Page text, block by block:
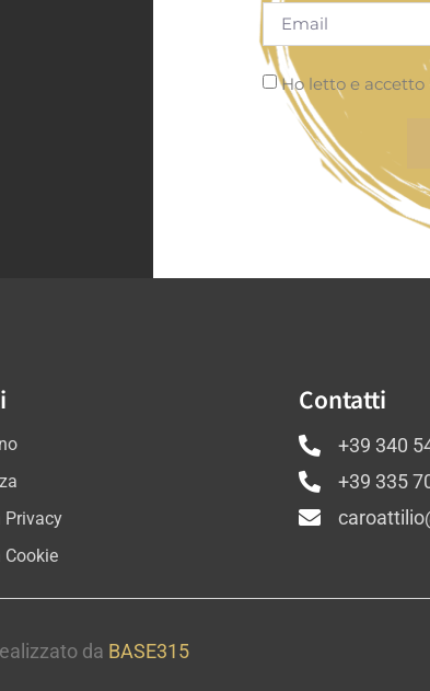
Ho letto e accetto
Privacy
Contatti
+39 340
+39 335
da BASE315